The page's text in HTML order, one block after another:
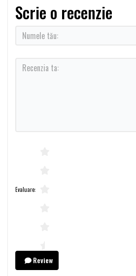
Scrie o recenzie
Evaluare:
Review